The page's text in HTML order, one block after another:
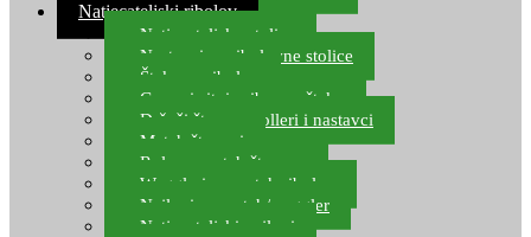
Natjecateljski ribolov
Natjecateljske stolice
Nastavci za ribolovne stolice
Šteke za ribolov
Gume i sitni pribor za šteku
Držači štapova rolleri i nastavci
Match štapovi
Role za match štapove
Waggleri za match ribolov
Najloni za match/waggler
Natjecateljski najloni